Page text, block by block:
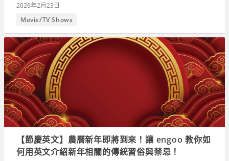
2026年2月23日
Movie/TV Shows
【節慶英文】農曆新年即將到來！讓 engoo 教你如
何用英文介紹新年相關的傳統習俗與禁忌！